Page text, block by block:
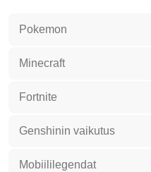
Pokemon
Minecraft
Fortnite
Genshinin vaikutus
Mobiililegendat